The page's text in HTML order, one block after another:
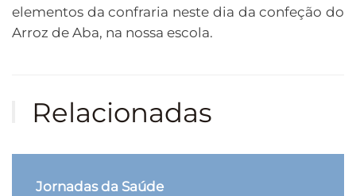
elementos da confraria neste dia da confeção do
Arroz de Aba, na nossa escola.
Relacionadas
Jornadas da Saúde